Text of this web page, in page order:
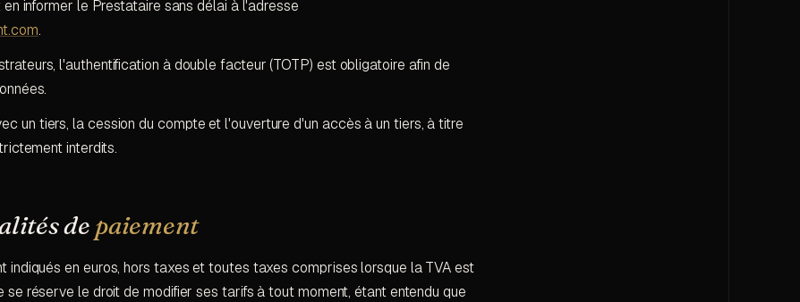
informer le Prestataire sans délai à l'adresse
.
l'authentification à double facteur (TOTP) est obligatoire afin de
un tiers, la cession du compte et l'ouverture d'un accès à un tiers, à titre
interdits.
de paiement
indiqués en euros, hors taxes et toutes taxes comprises lorsque la TVA est
se réserve le droit de modifier ses tarifs à tout moment, étant entendu que